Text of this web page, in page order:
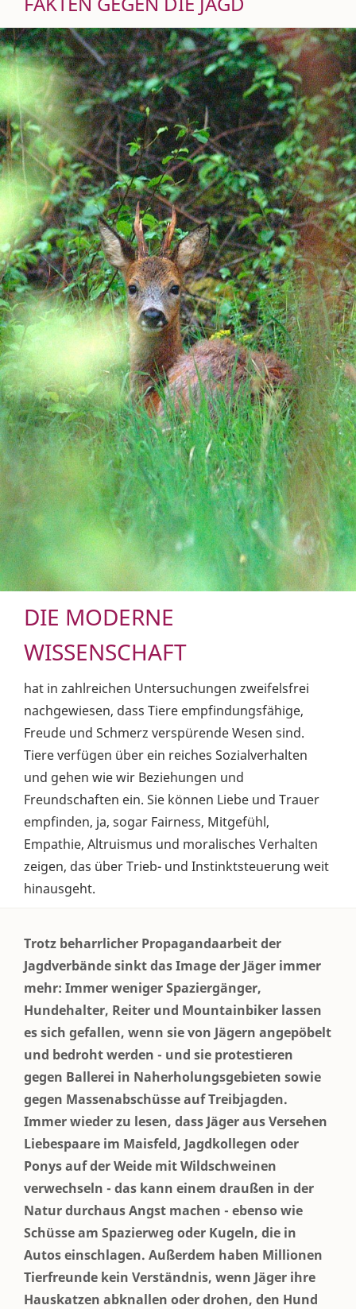
DIE MODERNE
WISSENSCHAFT
hat in zahlreichen Untersuchungen zweifelsfrei
nachgewiesen, dass Tiere empfindungsfähige,
Freude und Schmerz verspürende Wesen sind.
Tiere verfügen über ein reiches Sozialverhalten
und gehen wie wir Beziehungen und
Freundschaften ein. Sie können Liebe und Trauer
empfinden, ja, sogar Fairness, Mitgefühl,
Empathie, Altruismus und moralisches Verhalten
zeigen, das über Trieb- und Instinktsteuerung weit
hinausgeht.
Trotz beharrlicher Propagandaarbeit der
Jagdverbände sinkt das Image der Jäger immer
mehr: Immer weniger Spaziergänger,
Hundehalter, Reiter und Mountainbiker lassen
es sich gefallen, wenn sie von Jägern angepöbelt
und bedroht werden - und sie protestieren
gegen Ballerei in Naherholungsgebieten sowie
gegen Massenabschüsse auf Treibjagden.
Immer wieder zu lesen, dass Jäger aus Versehen
Liebespaare im Maisfeld, Jagdkollegen oder
Ponys auf der Weide mit Wildschweinen
verwechseln - das kann einem draußen in der
Natur durchaus Angst machen - ebenso wie
Schüsse am Spazierweg oder Kugeln, die in
Autos einschlagen. Außerdem haben Millionen
Tierfreunde kein Verständnis, wenn Jäger ihre
Hauskatzen abknallen oder drohen, den Hund